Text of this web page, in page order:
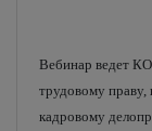
Вебинар ведет
трудовому праву,
кадровому